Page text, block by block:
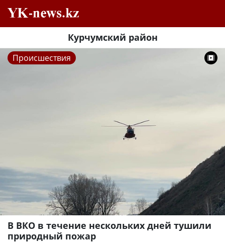
Курчумский район
Происшествия
В ВКО в течение нескольких дней тушили
природный пожар